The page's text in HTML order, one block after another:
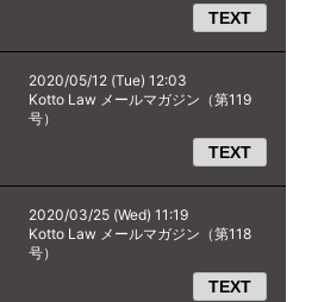
TEXT
2020/05/12 (Tue) 12:03
Kotto Law メールマガジン（第119
号）
TEXT
2020/03/25 (Wed) 11:19
Kotto Law メールマガジン（第118
号）
TEXT